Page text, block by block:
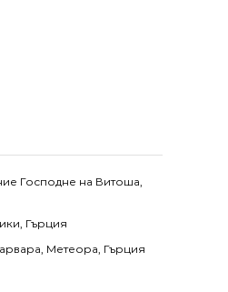
Господне на Витоша,
Гърция
Метеора, Гърция